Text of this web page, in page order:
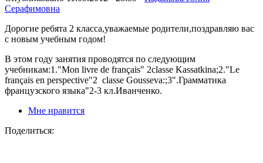
Серафимовна
Дорогие ребята 2 класса,уважаемые родители,поздравляю вас
с новым учебным годом!
В этом году занятия проводятся по следующим
учебникам:1."Mon livre de français" 2classe Kassatkina;2."Le
français en perspective"2 classe Gousseva:;3".Грамматика
французского языка"2-3 кл.Иванченко.
Мне нравится
Поделиться: